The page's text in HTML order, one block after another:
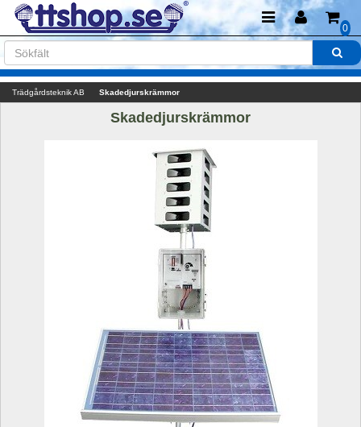
0
Trädgårdsteknik AB Skadedjurskrämmor
Skadedjurskrämmor